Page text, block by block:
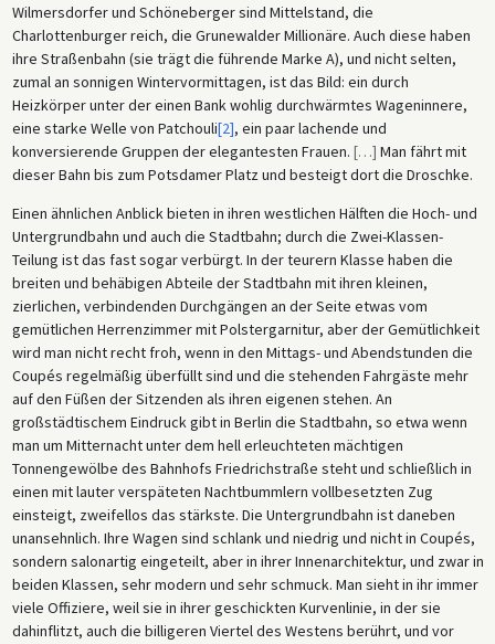
Wilmersdorfer und Schöneberger sind Mittelstand, die
Charlottenburger reich, die Grunewalder Millionäre. Auch diese haben
ihre Straßenbahn (sie trägt die führende Marke A), und nicht selten,
zumal an sonnigen Wintervormittagen, ist das Bild: ein durch
Heizkörper unter der einen Bank wohlig durchwärmtes Wageninnere,
eine starke Welle von Patchouli[2], ein paar lachende und
konversierende Gruppen der elegantesten Frauen. […] Man fährt mit
dieser Bahn bis zum Potsdamer Platz und besteigt dort die Droschke.
Einen ähnlichen Anblick bieten in ihren westlichen Hälften die Hoch- und
Untergrundbahn und auch die Stadtbahn; durch die Zwei-Klassen-
Teilung ist das fast sogar verbürgt. In der teurern Klasse haben die
breiten und behäbigen Abteile der Stadtbahn mit ihren kleinen,
zierlichen, verbindenden Durchgängen an der Seite etwas vom
gemütlichen Herrenzimmer mit Polstergarnitur, aber der Gemütlichkeit
wird man nicht recht froh, wenn in den Mittags- und Abendstunden die
Coupés regelmäßig überfüllt sind und die stehenden Fahrgäste mehr
auf den Füßen der Sitzenden als ihren eigenen stehen. An
großstädtischem Eindruck gibt in Berlin die Stadtbahn, so etwa wenn
man um Mitternacht unter dem hell erleuchteten mächtigen
Tonnengewölbe des Bahnhofs Friedrichstraße steht und schließlich in
einen mit lauter verspäteten Nachtbummlern vollbesetzten Zug
einsteigt, zweifellos das stärkste. Die Untergrundbahn ist daneben
unansehnlich. Ihre Wagen sind schlank und niedrig und nicht in Coupés,
sondern salonartig eingeteilt, aber in ihrer Innenarchitektur, und zwar in
beiden Klassen, sehr modern und sehr schmuck. Man sieht in ihr immer
viele Offiziere, weil sie in ihrer geschickten Kurvenlinie, in der sie
dahinflitzt, auch die billigeren Viertel des Westens berührt, und vor